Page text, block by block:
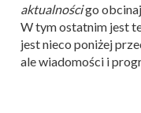
aktualnościgo
W tym ostatnim jest
jest nieco poniżej
ale wiadomości i